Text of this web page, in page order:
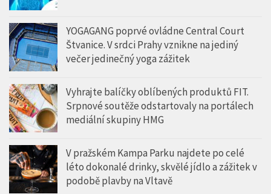
YOGAGANG poprvé ovládne Central Court
Štvanice. V srdci Prahy vznikne na jediný
večer jedinečný yoga zážitek
Vyhrajte balíčky oblíbených produktů FIT.
Srpnové soutěže odstartovaly na portálech
mediální skupiny HMG
V pražském Kampa Parku najdete po celé
léto dokonalé drinky, skvělé jídlo a zážitek v
podobě plavby na Vltavě